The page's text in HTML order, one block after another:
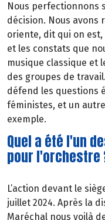
Nous perfectionnons
décision. Nous avons
oriente, dit qui on
et les constats que
musique classique et
des groupes de
défend les questions
féministes, et un
exemple.
Quel a été l'un
pour l'orchestre
L’action devant le
juillet 2024. Après la
Maréchal nous voilà